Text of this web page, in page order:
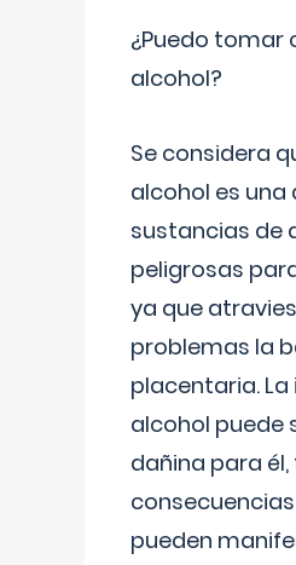
¿Puedo tomar
alcohol?
Se considera
alcohol es una
sustancias de
peligrosas
ya que
problemas la
placentaria.
alcohol puede
dañina para
pueden